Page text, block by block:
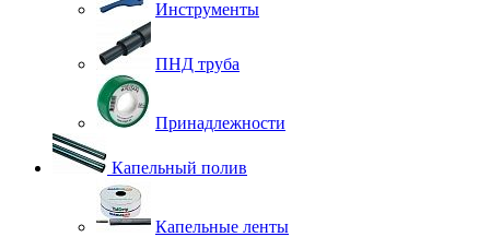
Инструменты
ПНД труба
Принадлежности
Капельный полив
Капельные ленты